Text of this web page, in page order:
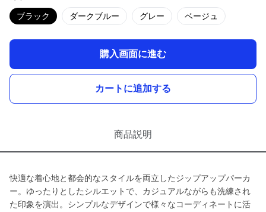
ブラック ダークブルー グレー ベージュ
購入画面に進む
カートに追加する
商品説明
快適な着心地と都会的なスタイルを両立したジップアップパーカ
ー。ゆったりとしたシルエットで、カジュアルながらも洗練され
た印象を演出。シンプルなデザインで様々なコーディネートに活